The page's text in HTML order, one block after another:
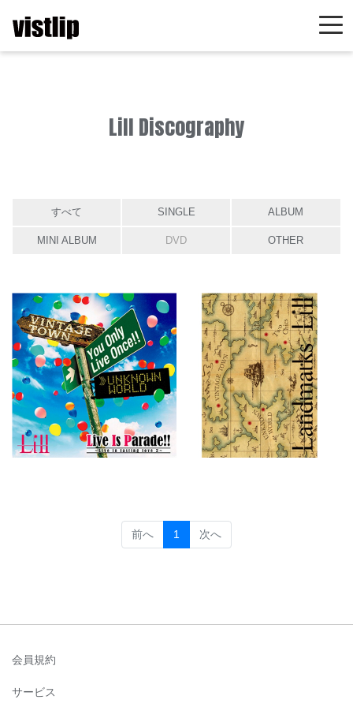
Lill Discography
すべて SINGLE ALBUM
MINI ALBUM DVD OTHER
前へ 1 (current)
次へ
会員規約
サービス